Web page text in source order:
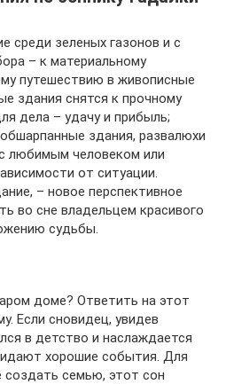
среди зеленых газонов и с
– к материальному
путешествию в живописные
здания снятся к прочному
дела – удачу и прибыль;
здания, развалюхи
любимым человеком или
от ситуации.
– новое перспективное
во сне владельцем красивого
судьбы.
доме? Ответить на этот
Если сновидец, увидев
в детство и наслаждается
хорошие события. Для
создать семью, этот сон